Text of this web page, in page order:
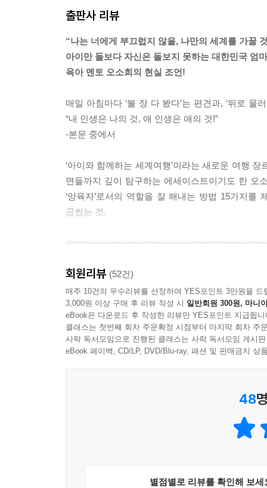
--- p.31, 「우리가 이 입시 중심 사회에 균열을 낼
멀고 먼 길을 돌아 다시 궤도 속으로 돌아왔다는
표는 당연히 ‘대학’이 아니었기에, 저는 아이를
어요. 아이를 등에 업고 대신 뛰어주는 일 같은 건
궤도를 한 번 이탈해본 사람은, 숫자에 호락호락 밀
‘여기서 모두 이렇게 산다고 해서 꼭 이렇게 살아야
그러자 정말이지 궁금해졌어요.
길을 떠나기로 했죠. 길에서 답을 발견하면 열심히
--- p.51, 「마침내, 꽃이 피는 것을 보았습니다」중
사람들은 엄마들에게 ‘끝났다’고 쉽게 말합니다.
엄마라는 자리는 끝이 아닌, 시작입니다.
--- p.54, 「엄마는 저절로 훌륭한 여행자가 됩니다
남성 중심 사회가 여성들을 가정으로 돌려보내면,
활’로 대체해주는 역할이지요. 아이의 사회생활이
새로 전업맘이 된 경단녀는 ‘그동안 자식을 제대
못한다는 자책감을, 아이가 성적표를 받아올 때
--- p.105, 「필연적으로 죄책감을 안고 사는 요즘
내키지 않을까? 왜 학부모 모임이 피곤하면서도
출판사 리뷰
“나는 너에게 부끄럽지 않을, 나만의 세계를 가꿀
아이만 돌보다 자신은 돌보지 못하는 대한민국 엄
육아 멘토 오소희의 현실 조언!
매일 아침마다 ‘볼 장 다 봤다’는 편견과, ‘뒤로 물
“내 인생은 나의 것, 애 인생은 애의 것!”
-본문 중에서
‘아이와 함께하는 세계여행’이라는 새로운 여행
면들까지 깊이 탐구하는 에세이스트이기도 한 오
‘양육자’로서의 역할을 잘 해내는 방법 15가지
곱씹는 것.
세 살이던 아들과 단둘이 터키로 배낭여행을 다녀
‘끝났다’고 쉽게 말할 때, 그녀는 ‘엄마라는 자리
교육에 발 벗고 쫓아다니기 전에 자신의 계발에
아이를 잘 돌볼 수 있을까요?”라고 물으며.
아들이 스무 살 성인이 됨과 동시에 ‘엄마 졸업’
정리해 『엄마의 20년 - 엄마의 세계가 클수록 아
돈을, 시간을, 열정을, 엄마를 성장시키는 데 써라!
소중한 하루하루를 불행하게 보낼까요?
회원리뷰 (52건)
매주 10건의 우수리뷰를 선정하여 YES포인트 3만원을 드
3,000원 이상 구매 후 리뷰 작성 시 일반회원 300원, 마니
eBook은 다운로드 후 작성한 리뷰만 YES포인트 지급됩니
클래스는 첫번째 회차 주문확정 시점부터 마지막 회차 주
사락 독서모임으로 진행된 클래스는 사락 독서모임 게시
eBook 페이백, CD/LP, DVD/Blu-ray, 패션 및 판매금지 상
48
별점별로 리뷰를 확인해 보세